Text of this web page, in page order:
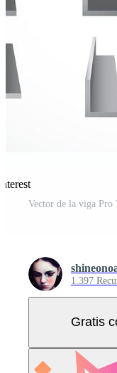
Vector de la viga Pro
1.397
Gratis